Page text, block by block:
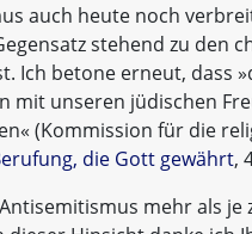
auch heute noch
stehend zu den
Ich betone erneut, dass
mit unseren jüdischen
(Kommission für die
die Gott gewährt,
mehr als